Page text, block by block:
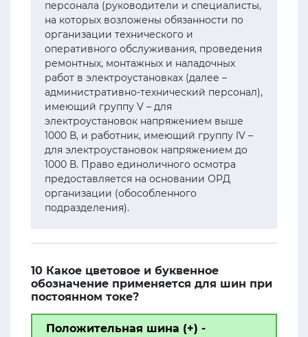
персонала (руководители и специалисты,
на которых возложены обязанности по
организации технического и
оперативного обслуживания, проведения
ремонтных, монтажных и наладочных
работ в электроустановках (далее –
административно-технический персонал),
имеющий группу V – для
электроустановок напряжением выше
1000 В, и работник, имеющий группу IV –
для электроустановок напряжением до
1000 В. Право единоличного осмотра
предоставляется на основании ОРД
организации (обособленного
подразделения).
10 Какое цветовое и буквенное
обозначение применяется для шин при
постоянном токе?
Положительная шина (+) -